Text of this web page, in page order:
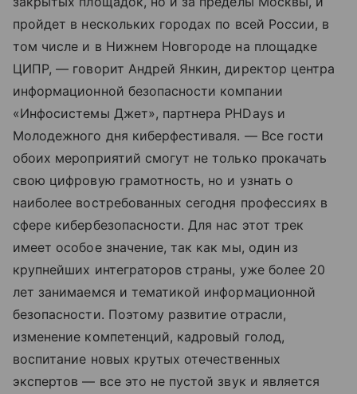
пройдет в нескольких городах по всей России, в
том числе и в Нижнем Новгороде на площадке
ЦИПР, — говорит Андрей Янкин, директор центра
информационной безопасности компании
«Инфосистемы Джет», партнера PHDays и
Молодежного дня киберфестиваля. — Все гости
обоих мероприятий смогут не только прокачать
свою цифровую грамотность, но и узнать о
наиболее востребованных сегодня профессиях в
сфере кибербезопасности. Для нас этот трек
имеет особое значение, так как мы, один из
крупнейших интеграторов страны, уже более 20
лет занимаемся и тематикой информационной
безопасности. Поэтому развитие отрасли,
изменение компетенций, кадровый голод,
воспитание новых крутых отечественных
экспертов — все это не пустой звук и является